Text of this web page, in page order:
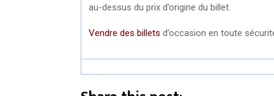
au-dessus du prix d’origine du billet.
Vendre des billets d’occasion en toute